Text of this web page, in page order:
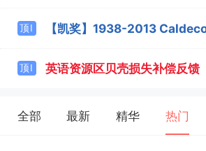
顶Ⅰ 【凯奖】1938-2013
顶Ⅰ 英语资源区贝壳损失补偿反馈
全部 最新 精华 热门